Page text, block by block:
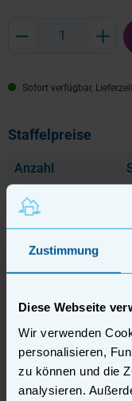
Zustimmung
Diese Webseite
Wir verwenden
personalisieren,
zu können und die
analysieren.
Produkt Anzahl: Gib den
Sofort verfügbar,
Staffelpreise
Anzahl
Bis199
Bis399
Beschreibung
Professionelle